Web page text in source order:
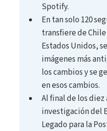
Spotify.
En tan solo 120
transfiere de
Estados Unidos,
imágenes más
los cambios y se
en esos cambios.
Al final de los
investigación del
Legado para la